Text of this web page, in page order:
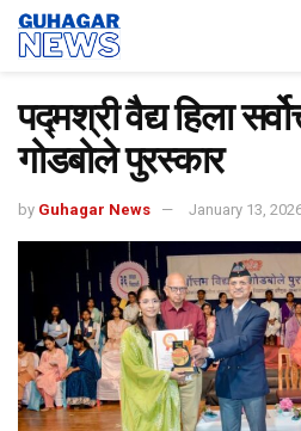
पद्मश्री वैद्य हिला
गोडबोले पुरस्कार
by Guhagar News January 13,